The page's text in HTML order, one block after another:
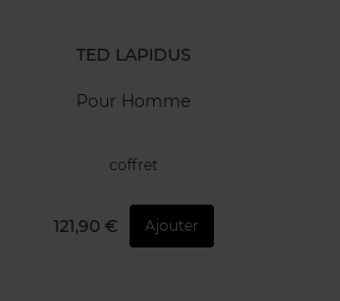
TED LAPIDUS
Pour Homme
coffret
121,90 € Ajouter